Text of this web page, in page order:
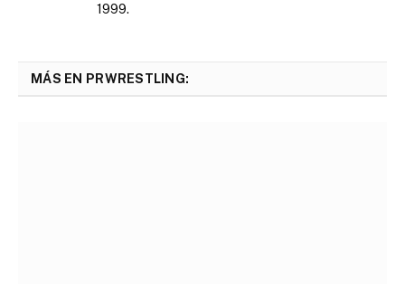
1999.
MÁS EN PRWRESTLING: